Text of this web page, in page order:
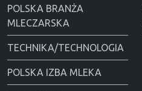
POLSKA BRANŻA
MLECZARSKA
TECHNIKA/TECHNOLOGIA
POLSKA IZBA MLEKA